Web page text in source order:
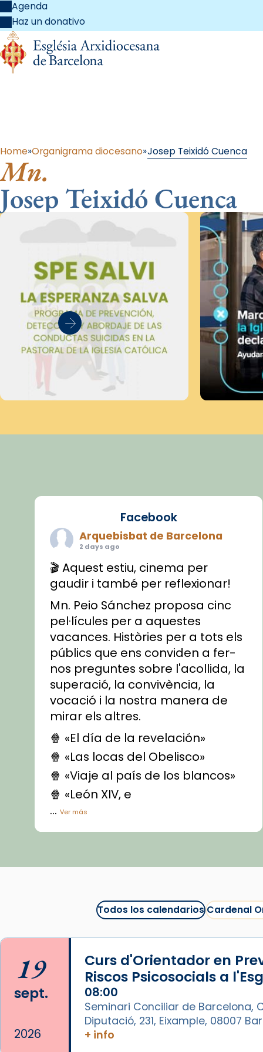
Agenda
Haz un donativo
Home Organigrama diocesano Josep Teixidó Cuenca
Mn.
Josep Teixidó Cuenca
Facebook
Arquebisbat de Barcelona
2 days ago
🎬 Aquest estiu, cinema per
gaudir i també per reflexionar!
Mn. Peio Sánchez proposa cinc
pel·lícules per a aquestes
vacances. Històries per a tots els
públics que ens conviden a fer-
nos preguntes sobre l'acollida, la
superació, la convivència, la
vocació i la nostra manera de
mirar els altres.
🍿 «El día de la revelación»
🍿 «Las locas del Obelisco»
🍿 «Viaje al país de los blancos»
🍿 «León XIV, e
...Ver más
Vídeo
La Carmina va patir depressió.
arribar el seu testimoni al papa
Lleó XIV.
Recupera l'entrevista
compVatican Newstican News 👇
www.vaticannews.va/es/iglesia/news/
Todos los calendariosCardenal
19
sept.
2026
Curs d'Orientador en
Riscos Psicosocials a
08:00
Seminari Conciliar de Barcelona,
Diputació, 231, Eixample, 08007
+ info